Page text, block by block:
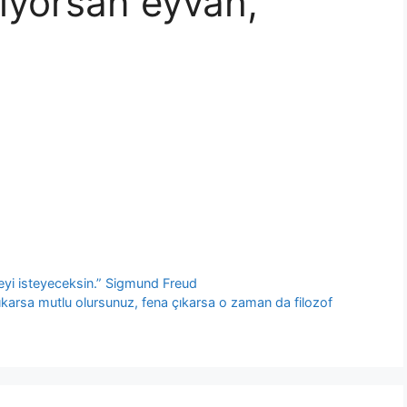
isteyeceksin.” Sigmund Freud
mutlu olursunuz, fena çıkarsa o zaman da filozof